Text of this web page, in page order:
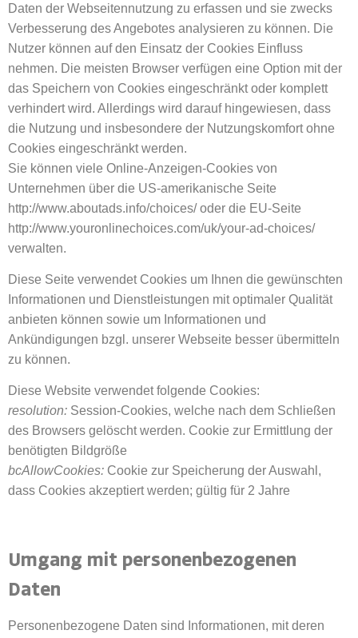
Daten der Webseitennutzung zu erfassen und sie zwecks
Verbesserung des Angebotes analysieren zu können. Die
Nutzer können auf den Einsatz der Cookies Einfluss
nehmen. Die meisten Browser verfügen eine Option mit der
das Speichern von Cookies eingeschränkt oder komplett
verhindert wird. Allerdings wird darauf hingewiesen, dass
die Nutzung und insbesondere der Nutzungskomfort ohne
Cookies eingeschränkt werden.
Sie können viele Online-Anzeigen-Cookies von
Unternehmen über die US-amerikanische Seite
http://www.aboutads.info/choices/ oder die EU-Seite
http://www.youronlinechoices.com/uk/your-ad-choices/
verwalten.
Diese Seite verwendet Cookies um Ihnen die gewünschten
Informationen und Dienstleistungen mit optimaler Qualität
anbieten können sowie um Informationen und
Ankündigungen bzgl. unserer Webseite besser übermitteln
zu können.
Diese Website verwendet folgende Cookies:
resolution: Session-Cookies, welche nach dem Schließen
des Browsers gelöscht werden. Cookie zur Ermittlung der
benötigten Bildgröße
bcAllowCookies: Cookie zur Speicherung der Auswahl,
dass Cookies akzeptiert werden; gültig für 2 Jahre
Umgang mit personenbezogenen
Daten
Personenbezogene Daten sind Informationen, mit deren